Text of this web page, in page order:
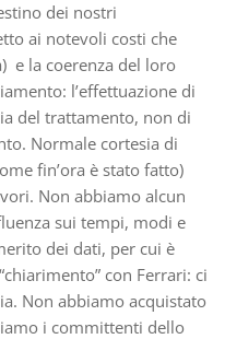
dei nostri
ai notevoli costi che
e la coerenza del loro
l’effettuazione di
del trattamento, non di
Normale cortesia di
fin’ora è stato fatto)
Non abbiamo alcun
sui tempi, modi e
dei dati, per cui è
con Ferrari: ci
Non abbiamo acquistato
i committenti dello